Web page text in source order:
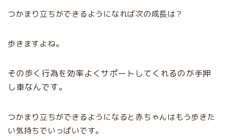
つかまり立ちができるようになれば次の成長は？
歩きますよね。
その歩く行為を効率よくサポートしてくれるのが手押
し車なんです。
つかまり立ちができるようになると赤ちゃんはもう歩きた
い気持ちでいっぱいです。